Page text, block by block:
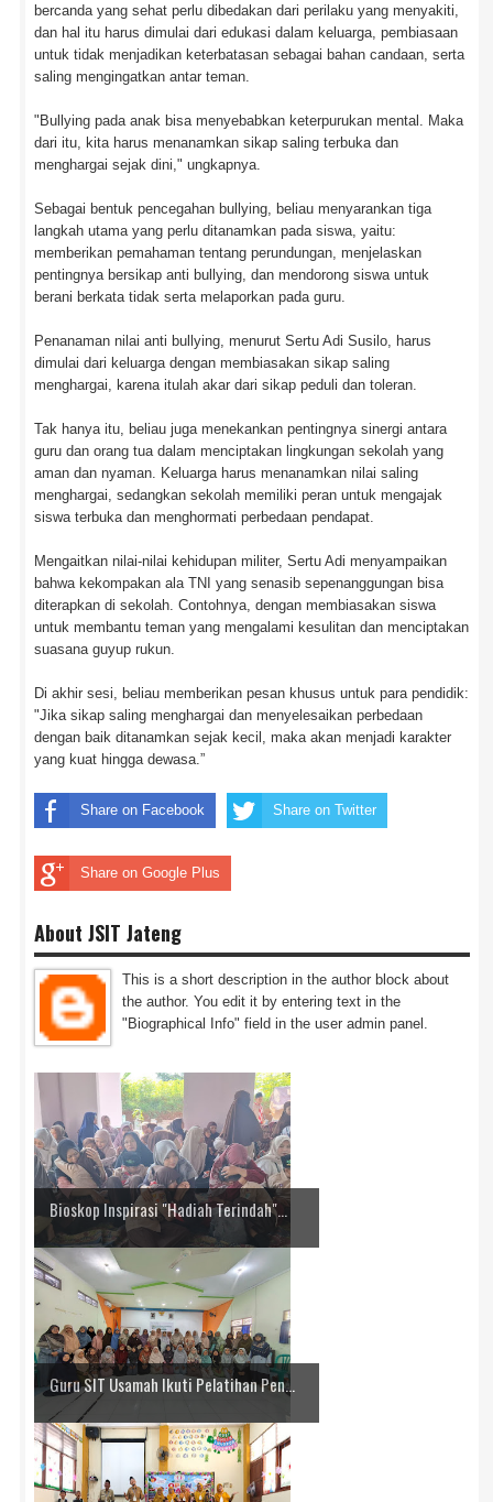
bercanda yang sehat perlu dibedakan dari perilaku yang menyakiti,
dan hal itu harus dimulai dari edukasi dalam keluarga, pembiasaan
untuk tidak menjadikan keterbatasan sebagai bahan candaan, serta
saling mengingatkan antar teman.
"Bullying pada anak bisa menyebabkan keterpurukan mental. Maka
dari itu, kita harus menanamkan sikap saling terbuka dan
menghargai sejak dini," ungkapnya.
Sebagai bentuk pencegahan bullying, beliau menyarankan tiga
langkah utama yang perlu ditanamkan pada siswa, yaitu:
memberikan pemahaman tentang perundungan, menjelaskan
pentingnya bersikap anti bullying, dan mendorong siswa untuk
berani berkata tidak serta melaporkan pada guru.
Penanaman nilai anti bullying, menurut Sertu Adi Susilo, harus
dimulai dari keluarga dengan membiasakan sikap saling
menghargai, karena itulah akar dari sikap peduli dan toleran.
Tak hanya itu, beliau juga menekankan pentingnya sinergi antara
guru dan orang tua dalam menciptakan lingkungan sekolah yang
aman dan nyaman. Keluarga harus menanamkan nilai saling
menghargai, sedangkan sekolah memiliki peran untuk mengajak
siswa terbuka dan menghormati perbedaan pendapat.
Mengaitkan nilai-nilai kehidupan militer, Sertu Adi menyampaikan
bahwa kekompakan ala TNI yang senasib sepenanggungan bisa
diterapkan di sekolah. Contohnya, dengan membiasakan siswa
untuk membantu teman yang mengalami kesulitan dan menciptakan
suasana guyup rukun.
Di akhir sesi, beliau memberikan pesan khusus untuk para pendidik:
"Jika sikap saling menghargai dan menyelesaikan perbedaan
dengan baik ditanamkan sejak kecil, maka akan menjadi karakter
yang kuat hingga dewasa.”
Share on Facebook Share on Twitter
Share on Google Plus
About JSIT Jateng
This is a short description in the author block about
the author. You edit it by entering text in the
"Biographical Info" field in the user admin panel.
Bioskop Inspirasi "Hadiah Terindah"...
Guru SIT Usamah Ikuti Pelatihan Pen...